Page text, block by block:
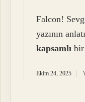
Falcon!
yazının
kapsamlı
Ekim 24, 2025